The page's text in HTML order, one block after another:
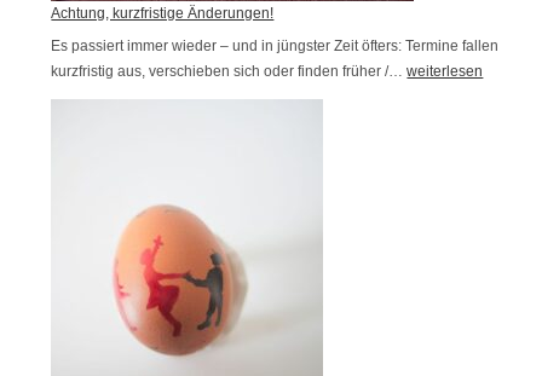
,
H
i
t
Achtung, kurzfristige Änderungen!
Es passiert immer wieder – und in jüngster Zeit öfters: Termine fallen
kurzfristig aus, verschieben sich oder finden früher /…A
weiterlesen